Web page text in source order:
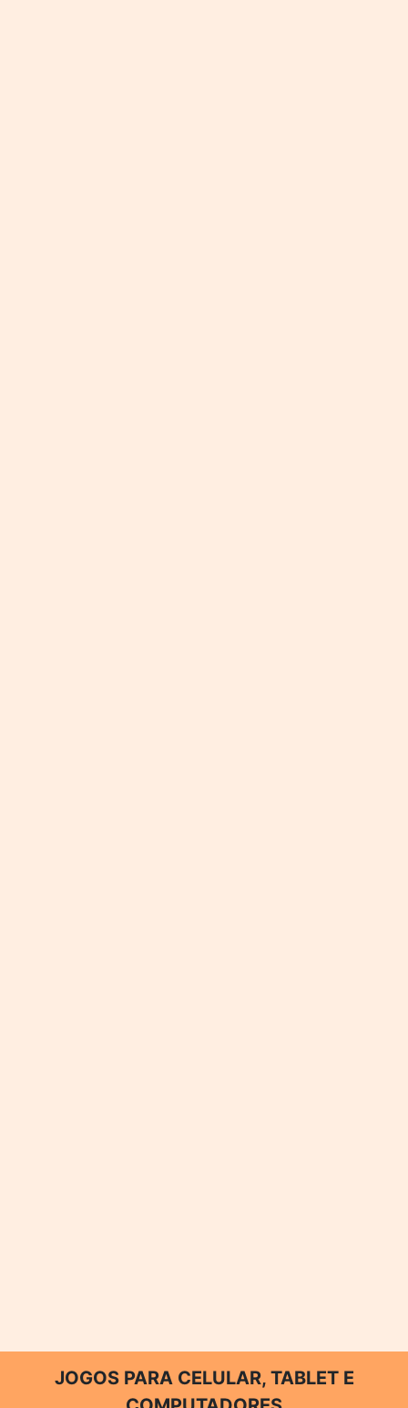
JOGOS PARA CELULAR, TABLET E